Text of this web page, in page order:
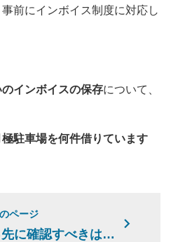
前にインボイス制度に対応し
インボイスの保存について、
駐車場を何件借りています
ページ
に確認すべきは…